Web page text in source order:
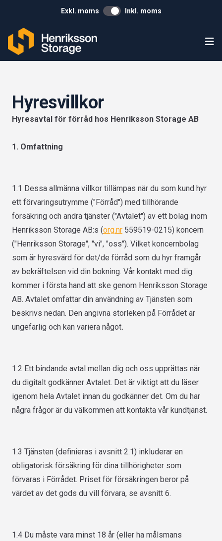
Exkl. moms Inkl. moms
Hyresvillkor
Hyresavtal för förråd hos Henriksson Storage AB
1. Omfattning
1.1 Dessa allmänna villkor tillämpas när du som kund hyr
ett förvaringsutrymme ("Förråd") med tillhörande
försäkring och andra tjänster ("Avtalet") av ett bolag inom
Henriksson Storage AB:s (org.nr 559519-0215) koncern
("Henriksson Storage", "vi", "oss"). Vilket koncernbolag
som är hyresvärd för det/de förråd som du hyr framgår
av bekräftelsen vid din bokning. Vår kontakt med dig
kommer i första hand att ske genom Henriksson Storage
AB. Avtalet omfattar din användning av Tjänsten som
beskrivs nedan. Den angivna storleken på Förrådet är
ungefärlig och kan variera något.
1.2 Ett bindande avtal mellan dig och oss upprättas när
du digitalt godkänner Avtalet. Det är viktigt att du läser
igenom hela Avtalet innan du godkänner det. Om du har
några frågor är du välkommen att kontakta vår kundtjänst.
1.3 Tjänsten (definieras i avsnitt 2.1) inkluderar en
obligatorisk försäkring för dina tillhörigheter som
förvaras i Förrådet. Priset för försäkringen beror på
värdet av det gods du vill förvara, se avsnitt 6.
1.4 Du måste vara minst 18 år (eller ha målsmans